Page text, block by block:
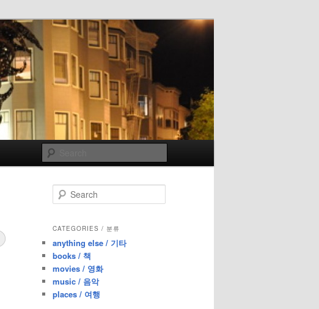
e
r
h
CATEGORIES / 분류
anything else / 기타
books / 책
movies / 영화
music / 음악
places / 여행